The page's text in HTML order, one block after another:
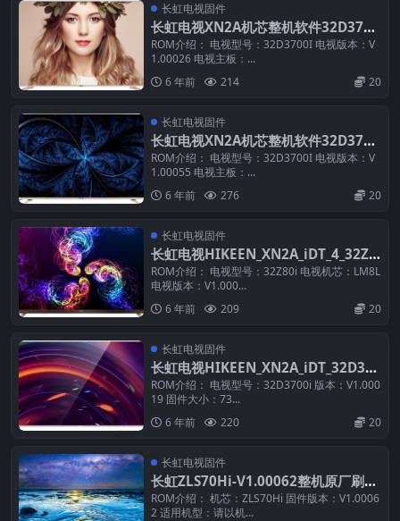
长虹电视固件
长虹电视XN2A机芯整机软件32D3700
I_LJ5C_V1.00026_U盘刷机固件
ROM介绍： 电视型号：32D3700I 电视版本：V
1.00026 电视主板：...
6 年前
214 20
长虹电视固件
长虹电视XN2A机芯整机软件32D3700
I_LJ5C_V1.00055_U盘刷机固件
ROM介绍： 电视型号：32D3700I 电视版本：V
1.00055 电视主板：...
6 年前
276 20
长虹电视固件
长虹电视HIKEEN_XN2A_iDT_4_32Z8
0i(LM8L)_V1.00011_U盘刷机固件
ROM介绍： 电视型号：32Z80i 电视机芯：LM8L
电视版本：V1.000...
6 年前
209 20
长虹电视固件
长虹电视HIKEEN_XN2A_iDT_32D370
0i_LJ6F_V1.00019_U盘刷机固件
ROM介绍： 电视型号：32D3700i 版本：V1.000
19 固件大小：73...
6 年前
220 20
长虹电视固件
长虹ZLS70Hi-V1.00062整机原厂刷机
固件下载
ROM介绍： 机芯：ZLS70Hi 固件版本：V1.0006
2 适用机型：请以机...